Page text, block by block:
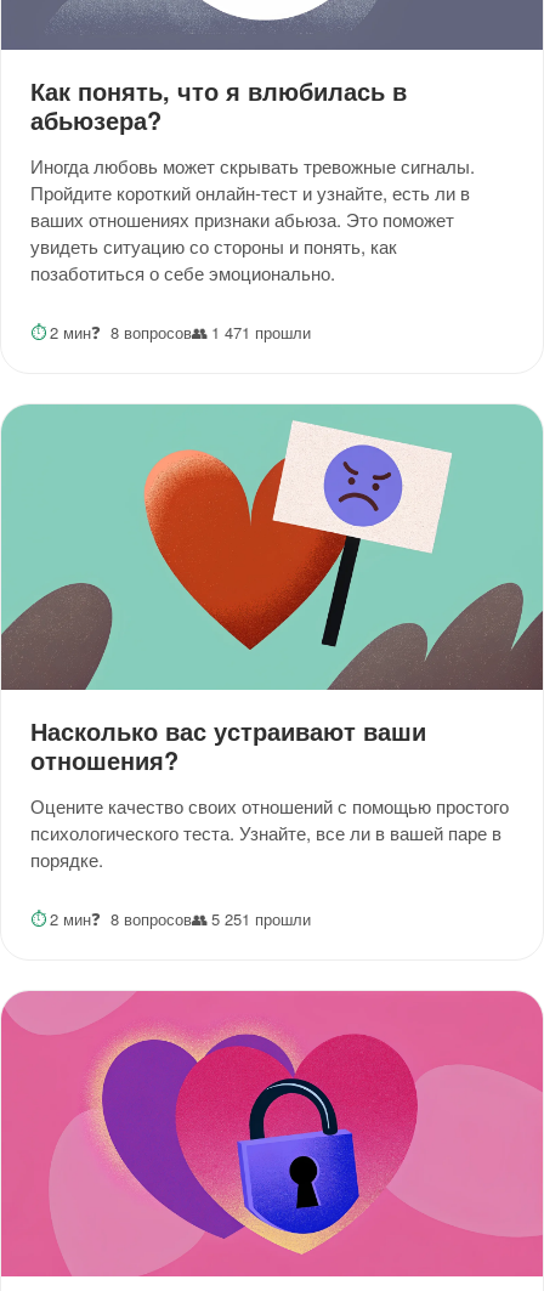
Как понять, что я влюбилась в
абьюзера?
Иногда любовь может скрывать тревожные сигналы.
Пройдите короткий онлайн-тест и узнайте, есть ли в
ваших отношениях признаки абьюза. Это поможет
увидеть ситуацию со стороны и понять, как
позаботиться о себе эмоционально.
⏱2 мин❓ 8 вопросов👥 1 471 прошли
Насколько вас устраивают ваши
отношения?
Оцените качество своих отношений с помощью простого
психологического теста. Узнайте, все ли в вашей паре в
порядке.
⏱2 мин❓ 8 вопросов👥5 251 прошли